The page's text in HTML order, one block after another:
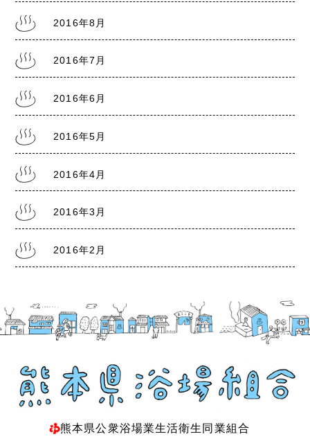
2016年8月
2016年7月
2016年6月
2016年5月
2016年4月
2016年3月
2016年2月
熊本県公衆浴場業生活衛生同業組合